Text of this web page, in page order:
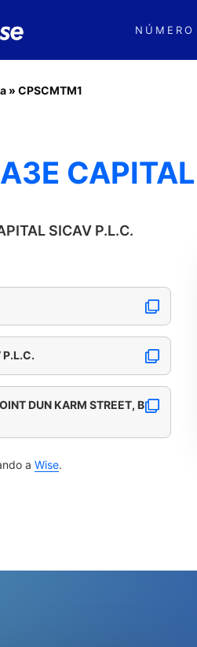
» CPSCMTM1
SICAV P.L.C.
P.L.C.
DUN KARM STREET, B
a Wise.